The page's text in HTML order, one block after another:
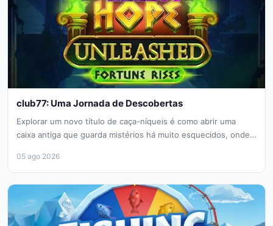
club77: Uma Jornada de Descobertas
Explorar um novo título de caça-níqueis é como abrir uma
caixa antiga que guarda mistérios há muito esquecidos, onde
05 ago 2026